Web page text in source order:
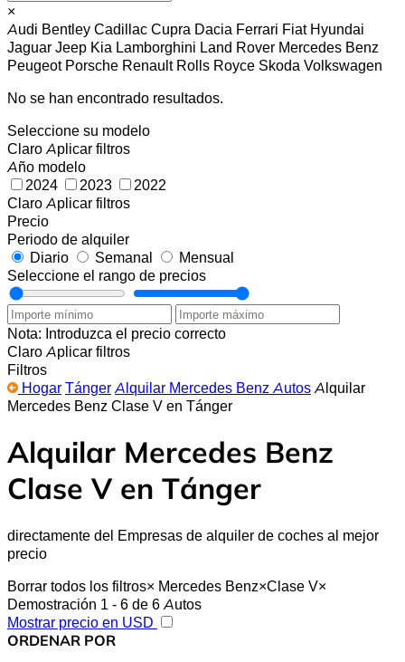
×
Audi Bentley Cadillac Cupra Dacia Ferrari Fiat Hyundai
Jaguar Jeep Kia Lamborghini Land Rover Mercedes Benz
Peugeot Porsche Renault Rolls Royce Skoda Volkswagen
No se han encontrado resultados.
Seleccione su modelo
Claro Aplicar filtros
Año modelo
2024
2023
2022
Claro Aplicar filtros
Precio
Periodo de alquiler
Diario
Semanal
Mensual
Seleccione el rango de precios
Nota: Introduzca el precio correcto
Claro Aplicar filtros
Filtros
Hogar Tánger Alquilar Mercedes Benz Autos Alquilar
Mercedes Benz Clase V en Tánger
Alquilar Mercedes Benz
Clase V en Tánger
directamente del Empresas de alquiler de coches al mejor
precio
Borrar todos los filtros× Mercedes Benz×Clase V×
Demostración 1 - 6 de 6 Autos
Mostrar precio en USD
ORDENAR POR